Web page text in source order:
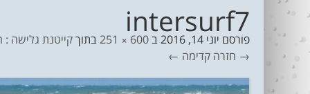
intersurf7
פורסם יוני 14, 2016 ב600 × 251 בתוךקייטנת גלישה :
→ חזרה קדימה ←